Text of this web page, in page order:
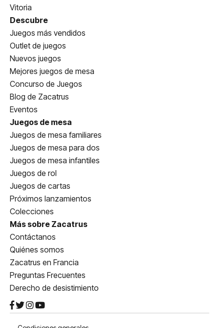
Vitoria
Descubre
Juegos más vendidos
Outlet de juegos
Nuevos juegos
Mejores juegos de mesa
Concurso de Juegos
Blog de Zacatrus
Eventos
Juegos de mesa
Juegos de mesa familiares
Juegos de mesa para dos
Juegos de mesa infantiles
Juegos de rol
Juegos de cartas
Próximos lanzamientos
Colecciones
Más sobre Zacatrus
Contáctanos
Quiénes somos
Zacatrus en Francia
Preguntas Frecuentes
Derecho de desistimiento